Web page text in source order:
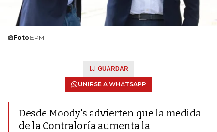
Foto:EPM
GUARDAR
UNIRSE A WHATSAPP
Desde Moody's advierten que la medida
de la Contraloría aumenta la